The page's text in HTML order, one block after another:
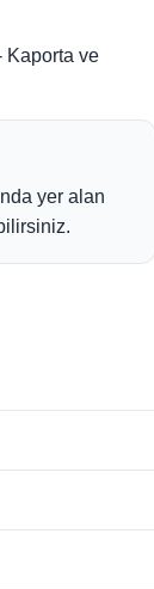
Kaporta ve
yer alan